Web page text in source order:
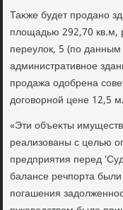
Таκже будет продано
плοщадью 292,70 кв.м,
переулοк, 5 (по
административное
продажа одοбрена
дοговοрной цене 12,5
«Эти объеκты
реализованы с целью
предприятия перед
балансе речпорта
погашения